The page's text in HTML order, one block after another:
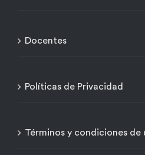
Docentes
Políticas de Privacidad
Términos y condiciones de